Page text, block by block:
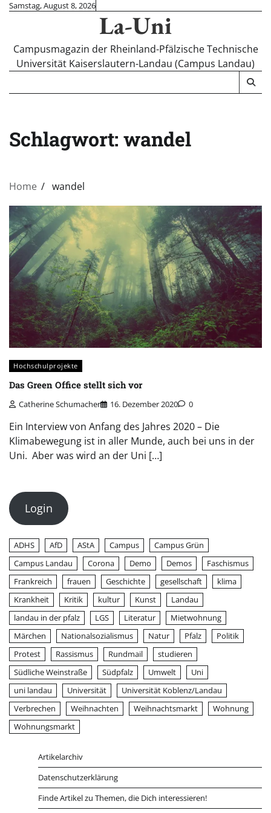
SkipSamstag, August 8, 2026
La-Uni
Campusmagazin der Rheinland-Pfälzische Technische
Universität Kaiserslautern-Landau (Campus Landau)
Schlagwort: wandel
Home wandel
Hochschulprojekte
Das Green Office stellt sich vor
Catherine Schumacher 16. Dezember 2020 0
Ein Interview von Anfang des Jahres 2020 – Die
Klimabewegung ist in aller Munde, auch bei uns in der
Uni. Aber was wird an der Uni […]
Login
ADHS AfD AStA Campus
Campus Grün
Campus Landau
Corona Demo Demos
Faschismus
Frankreich
frauen Geschichte gesellschaft
klima
Krankheit
Kritik kultur Kunst
Landau
landau in der pfalz
LGS Literatur
Mietwohnung
Märchen
Nationalsozialismus Natur Pfalz
Politik
Protest
Rassismus Rundmail
studieren
Südliche Weinstraße
Südpfalz Umwelt
Uni
uni landau
Universität
Universität Koblenz/Landau
Verbrechen
Weihnachten Weihnachtsmarkt
Wohnung
Wohnungsmarkt
Artikelarchiv
Datenschutzerklärung
Finde Artikel zu Themen, die Dich interessieren!